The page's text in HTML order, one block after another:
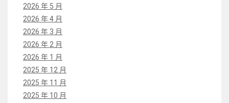
2026 年 5 月
2026 年 4 月
2026 年 3 月
2026 年 2 月
2026 年 1 月
2025 年 12 月
2025 年 11 月
2025 年 10 月